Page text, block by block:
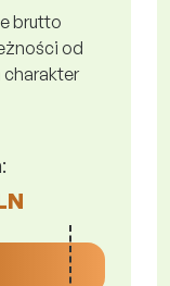
brutto
od